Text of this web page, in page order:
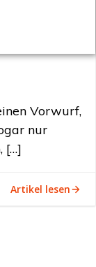
Vorwurf,
nur
[…]
Artikel lesen